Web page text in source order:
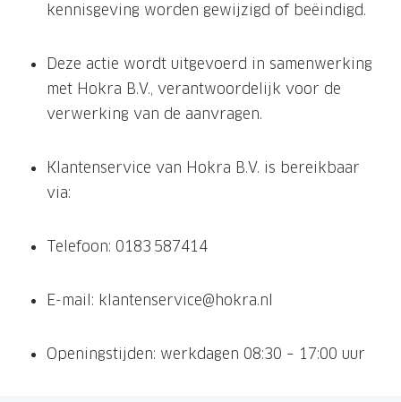
kennisgeving worden gewijzigd of beëindigd.
Deze actie wordt uitgevoerd in samenwerking
met Hokra B.V., verantwoordelijk voor de
verwerking van de aanvragen.
Klantenservice van Hokra B.V. is bereikbaar
via:
Telefoon: 0183 587414
E-mail: klantenservice@hokra.nl
Openingstijden: werkdagen 08:30 – 17:00 uur